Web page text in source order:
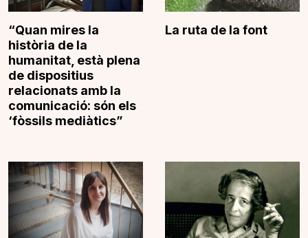
“Quan mires la
història de la
humanitat, està plena
de dispositius
relacionats amb la
comunicació: són els
‘fòssils mediàtics”
La ruta de la font